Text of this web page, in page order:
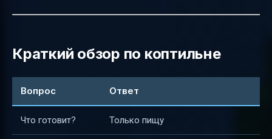
Краткий обзор по коптильне
Вопрос Ответ
Что готовит? Только пищу